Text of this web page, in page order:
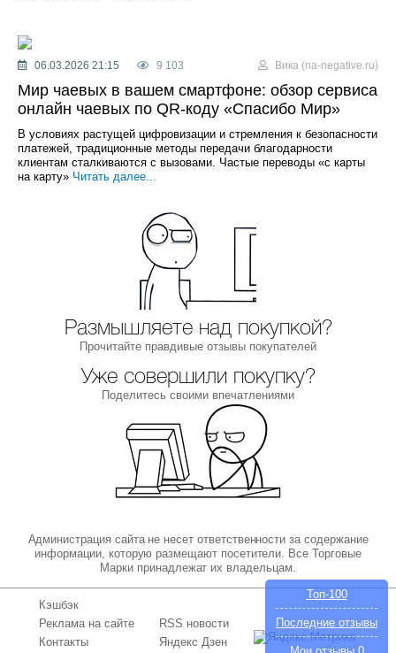
06.03.2026 21:15 9 103 Вика (na-negative.ru)
Мир чаевых в вашем смартфоне: обзор сервиса
онлайн чаевых по QR-коду «Спасибо Мир»
В условиях растущей цифровизации и стремления к безопасности
платежей, традиционные методы передачи благодарности
клиентам сталкиваются с вызовами. Частые переводы «с карты
на карту» Читать далее...
Размышляете над покупкой?
Прочитайте правдивые отзывы покупателей
Уже совершили покупку?
Поделитесь своими впечатлениями
Администрация сайта не несет ответственности за содержание
информации, которую размещают посетители. Все Торговые
Марки принадлежат их владельцам.
Кэшбэк
Реклама на сайте
Контакты
RSS новости
Яндекс Дзен
Топ-100
Последние отзывы